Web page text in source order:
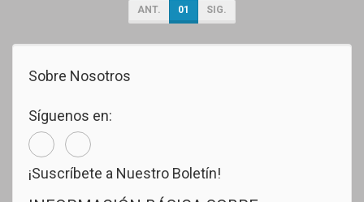
ANT. 01 SIG.
Sobre Nosotros
Síguenos en:
¡Suscríbete a Nuestro Boletín!